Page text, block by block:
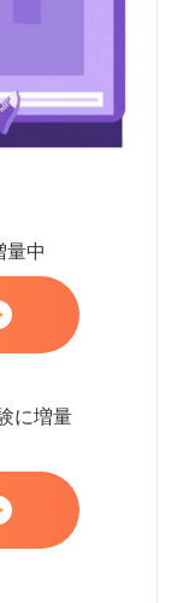
量中
に増量